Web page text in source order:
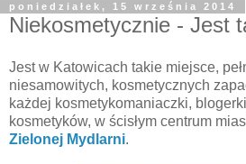
poniedziałek, 15 września 2014
Niekosmetycznie - Jest
Jest w Katowicach takie miejsce,
niesamowitych, kosmetycznych
każdej kosmetykomaniaczki,
kosmetyków, w ścisłym centrum
Zielonej Mydlarni.